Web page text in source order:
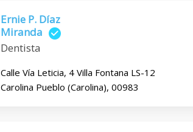
Ernie P. Díaz
Miranda
Dentista
Calle Vía Leticia, 4 Villa Fontana LS-12
Carolina Pueblo (Carolina), 00983